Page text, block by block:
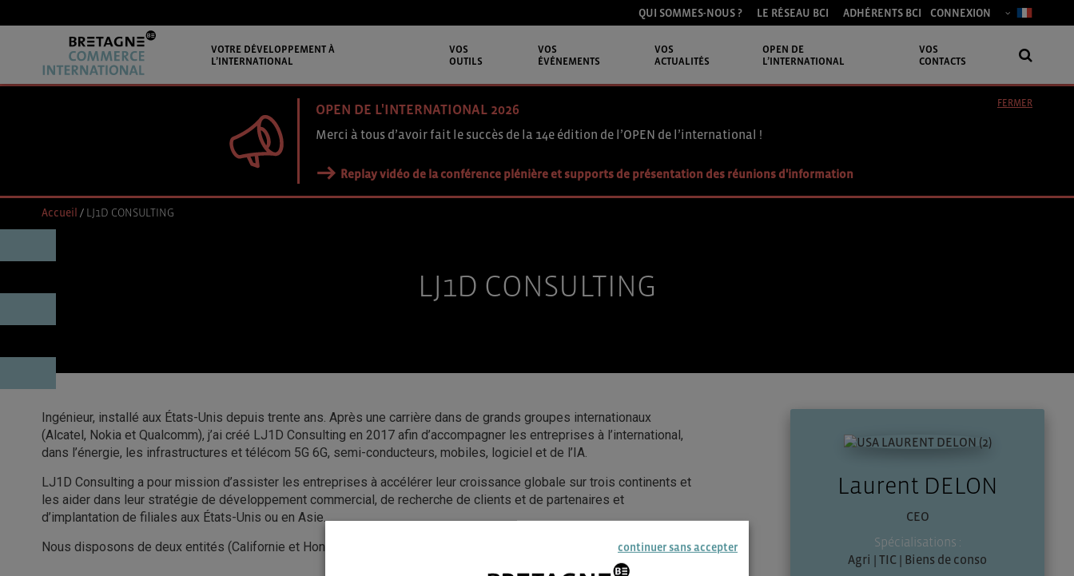
QUI SOMMES-NOUS ? LE RÉSEAU BCI ADHÉRENTS BCI CONNEXION
VOTRE DÉVELOPPEMENT À
L’INTERNATIONAL
VOS
OUTILS
VOS
ÉVÉNEMENTS
VOS
ACTUALITÉS
OPEN DE
L’INTERNATIONAL
VOS
CONTACTS
OPEN DE L'INTERNATIONAL 2026
Merci à tous d’avoir fait le succès de la 14e édition de l’OPEN de l’international !
Replay vidéo de la conférence plénière et supports de présentation des réunions d'information
FERMER
Accueil / LJ1D CONSULTING
LJ1D CONSULTING
Ingénieur, installé aux États-Unis depuis trente ans. Après une carrière dans de grands groupes internationaux
(Alcatel, Nokia et Qualcomm), j’ai créé LJ1D Consulting en 2017 afin d’accompagner les entreprises à l’international,
dans l’énergie, les infrastructures et télécom 5G 6G, semi-conducteurs, mobiles, logiciel et de l’IA.
LJ1D Consulting a pour mission d’assister les entreprises à accélérer leur croissance globale sur trois continents et
les aider dans leur stratégie de développement commercial, de recherche de clients et de partenaires et
d’implantation de filiales aux États-Unis ou en Asie.
Nous disposons de deux entités (Californie et Hong Kong).
Laurent DELON
CEO
Spécialisations :
Agri | TIC | Biens de conso
continuer sans accepter